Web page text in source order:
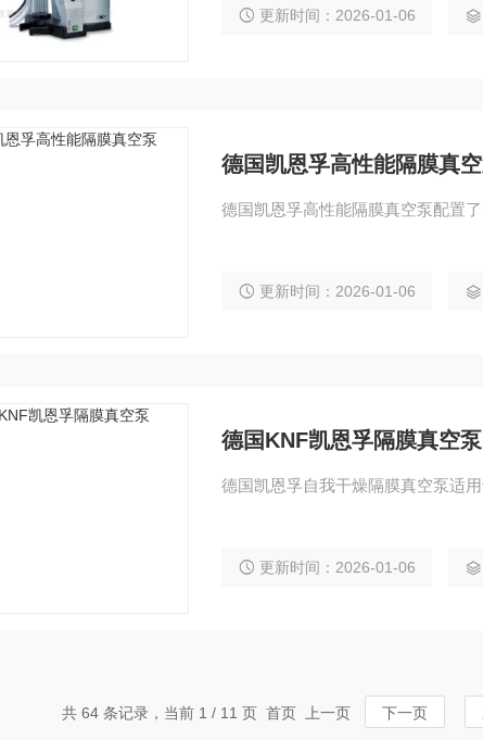
更新时间：2026-01-06
德国凯恩孚高性能隔膜真
德国凯恩孚高性能隔膜真空泵配置
更新时间：2026-01-06
德国KNF凯恩孚隔膜真空泵
德国凯恩孚自我干燥隔膜真空泵适
更新时间：2026-01-06
共 64 条记录，当前 1 / 11 页 首页 上一页 下一页